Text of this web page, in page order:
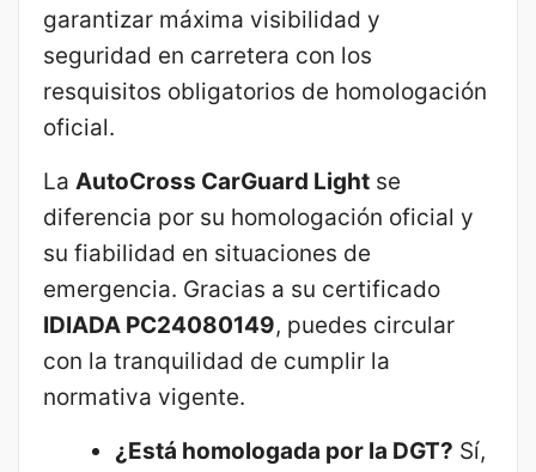
garantizar máxima visibilidad y
seguridad en carretera con los
resquisitos obligatorios de homologación
oficial.
La AutoCross CarGuard Light se
diferencia por su homologación oficial y
su fiabilidad en situaciones de
emergencia. Gracias a su certificado
IDIADA PC24080149, puedes circular
con la tranquilidad de cumplir la
normativa vigente.
¿Está homologada por la DGT? Sí,